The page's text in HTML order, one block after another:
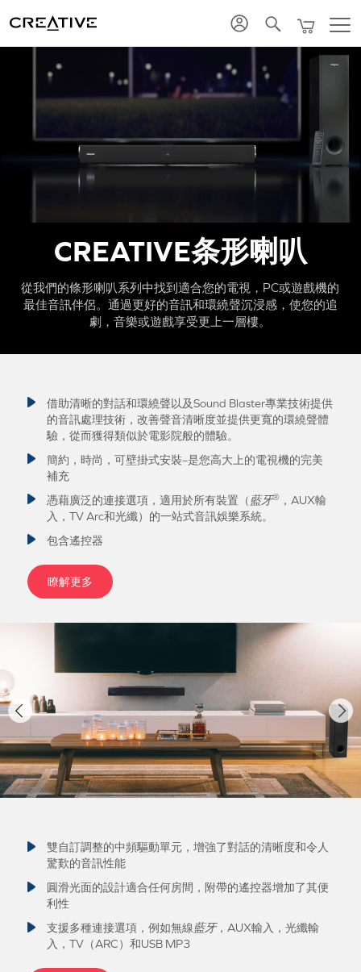
CREATIVE条形喇叭
從我們的條形喇叭系列中找到適合您的電視，PC或遊戲機的
最佳音訊伴侶。通過更好的音訊和環繞聲沉浸感，使您的追
劇，音樂或遊戲享受更上一層樓。
借助清晰的對話和環繞聲以及Sound Blaster專業技術提供
的音訊處理技術，改善聲音清晰度並提供更寬的環繞聲體
驗，從而獲得類似於電影院般的體驗。
簡約，時尚，可壁掛式安裝–是您高大上的電視機的完美
補充
憑藉廣泛的連接選項，適用於所有裝置（ 藍牙® ，AUX輸
入，TV Arc和光纖）的一站式音訊娛樂系統。
包含遙控器
瞭解更多
雙自訂調整的中頻驅動單元，增強了對話的清晰度和令人
驚歎的音訊性能
圓滑光面的設計適合任何房間，附帶的遙控器增加了其便
利性
支援多種連接選項，例如無線藍牙，AUX輸入，光纖輸
入，TV（ARC）和USB MP3